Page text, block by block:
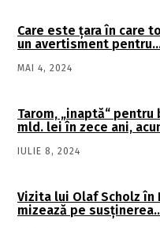
Care este ţara în care
un avertisment
MAI 4, 2024
Tarom, „inaptă“
mld. lei în zece ani,
IULIE 8, 2024
Vizita lui Olaf Scholz în
mizează pe